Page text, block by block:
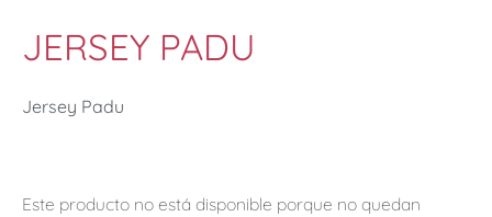
JERSEY PADU
Jersey Padu
Este producto no está disponible porque no quedan